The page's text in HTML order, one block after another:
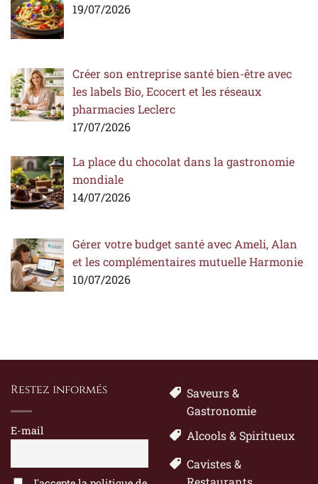
19/07/2026
Créer son entreprise santé bien-être avec
les labels Bio, Ecocert et les réseaux
pharmacies Leclerc
17/07/2026
La place du chocolat dans la gastronomie
mondiale
14/07/2026
Gérer votre budget santé avec Ameli, Alan
et les complémentaires mutuelle Harmonie
10/07/2026
Restez informés
E-mail
Saveurs &
Gastronomie
Alcools & Spiritueux
Cavistes &